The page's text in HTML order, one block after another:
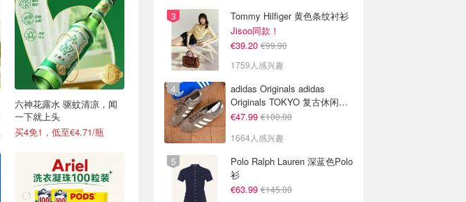
六神花露水 驱蚊清凉，闻
一下就上头
买4免1，低至€4.71/瓶
Tommy Hilfiger 黄色条纹衬衫
Jisoo同款！
€39.20 €99.90
1759人感兴趣
adidas Originals adidas
Originals TOKYO 复古休闲鞋
深棕色
€47.99 €100.00
1664人感兴趣
Polo Ralph Lauren 深蓝色Polo
衫
€63.99 €145.00